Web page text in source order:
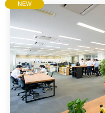
NEW